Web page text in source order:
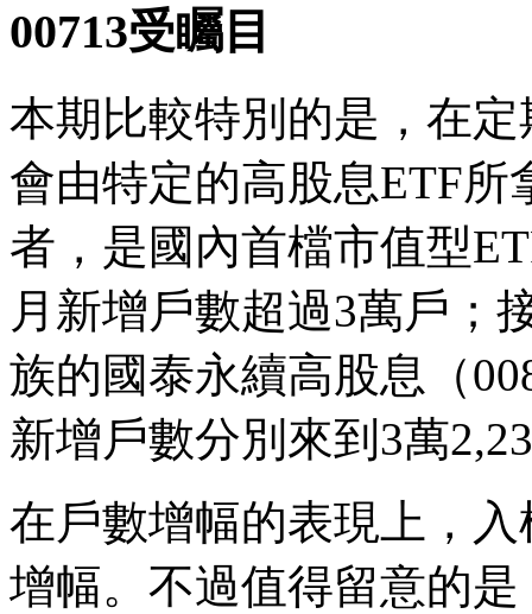
00713受矚目
本期比較特別的是，在
會由特定的高股息ETF
者，是國內首檔市值型
月新增戶數超過3萬戶；
族的國泰永續高股息（
新增戶數分別來到3萬
在戶數增幅的表現上，
增幅。不過值得留意的